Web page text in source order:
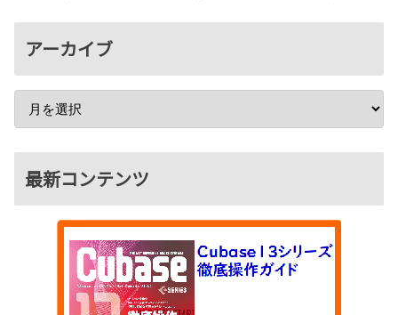
アーカイブ
最新コンテンツ